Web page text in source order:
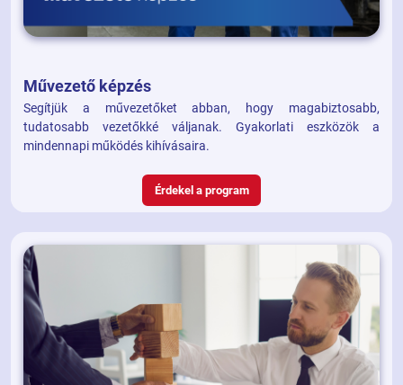
Művezető képzés
Segítjük a művezetőket abban, hogy magabiztosabb,
tudatosabb vezetőkké váljanak. Gyakorlati eszközök a
mindennapi működés kihívásaira.
Érdekel a program